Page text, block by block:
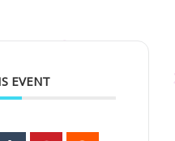
EVENT